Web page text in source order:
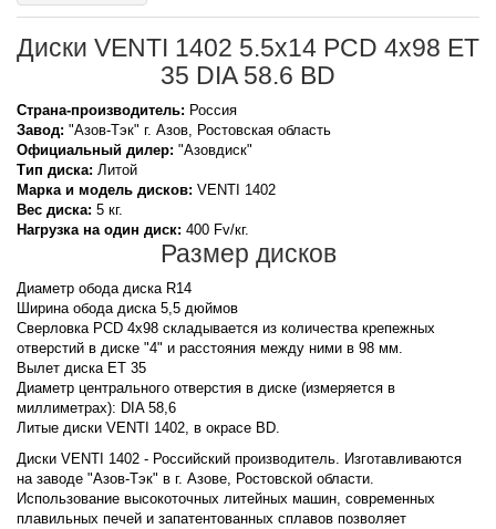
Диски VENTI 1402 5.5x14 PCD 4x98 ET
35 DIA 58.6 BD
Страна-производитель: Россия
Завод: "Азов-Тэк" г. Азов, Ростовская область
Официальный дилер: "Азовдиск"
Тип диска: Литой
Марка и модель дисков: VENTI 1402
Вес диска: 5 кг.
Нагрузка на один диск: 400 Fv/кг.
Размер дисков
Диаметр обода диска R14
Ширина обода диска 5,5 дюймов
Сверловка PCD 4x98 складывается из количества крепежных
отверстий в диске "4" и расстояния между ними в 98 мм.
Вылет диска ET 35
Диаметр центрального отверстия в диске (измеряется в
миллиметрах): DIA 58,6
Литые диски VENTI 1402, в окрасе BD.
Диски VENTI 1402 - Российский производитель. Изготавливаются
на заводе "Азов-Тэк" в г. Азове, Ростовской области.
Использование высокоточных литейных машин, современных
плавильных печей и запатентованных сплавов позволяет